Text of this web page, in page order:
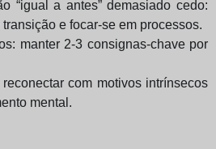
“igual a antes” demasiado cedo:
e focar-se em processos.
manter 2-3 consignas-chave por
com motivos intrínsecos
mental.